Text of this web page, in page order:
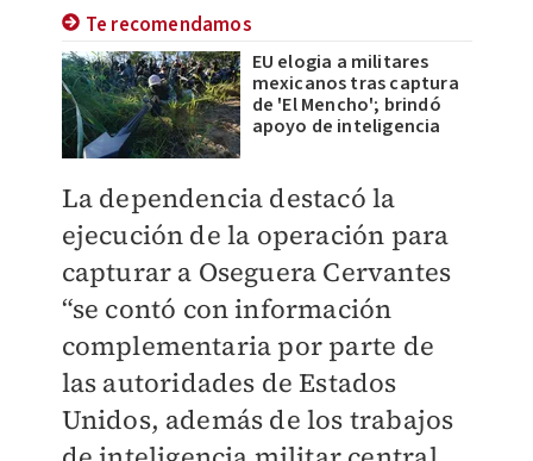
Te recomendamos
EU elogia a militares
mexicanos tras captura
de 'El Mencho'; brindó
apoyo de inteligencia
La dependencia destacó la
ejecución de la operación para
capturar a Oseguera Cervantes
“se contó con información
complementaria por parte de
las autoridades de Estados
Unidos, además de los trabajos